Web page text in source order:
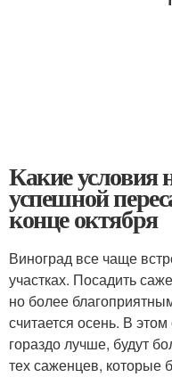
Какие условия
успешной
конце октября
Виноград все чаще
участках. Посадить
но более
считается осень. В
гораздо лучше, будут
тех саженцев,